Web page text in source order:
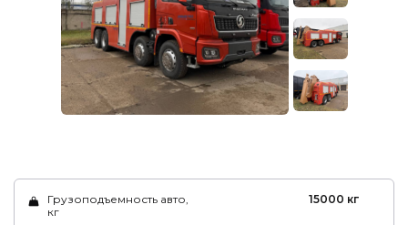
Грузоподъемность авто,
кг
15000 кг